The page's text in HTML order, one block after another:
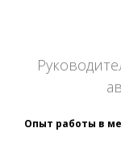
Опыт работы в